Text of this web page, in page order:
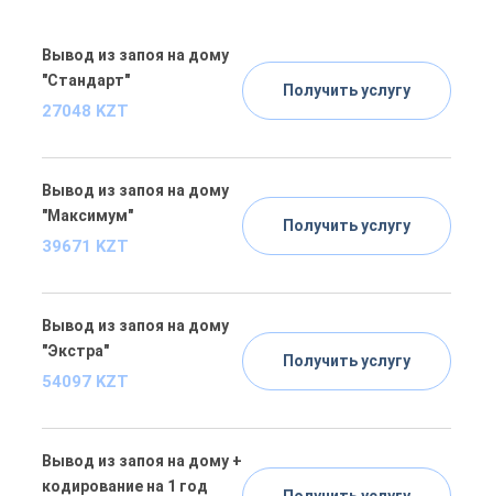
Вывод из запоя на дому
"Стандарт"
27048 KZT
Получить услугу
Вывод из запоя на дому
"Максимум"
39671 KZT
Получить услугу
Вывод из запоя на дому
"Экстра"
54097 KZT
Получить услугу
Вывод из запоя на дому +
кодирование на 1 год